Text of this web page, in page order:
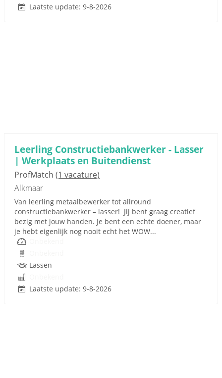
Laatste update: 9-8-2026
Leerling Constructiebankwerker - Lasser
| Werkplaats en Buitendienst
ProfMatch (1 vacature)
Alkmaar
Van leerling metaalbewerker tot allround
constructiebankwerker – lasser! Jij bent graag creatief
bezig met jouw handen. Je bent een echte doener, maar
je hebt eigenlijk nog nooit echt het WOW...
Lassen
Laatste update: 9-8-2026